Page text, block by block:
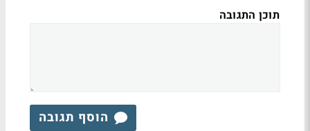
תוכן התגובה
הוסף תגובה